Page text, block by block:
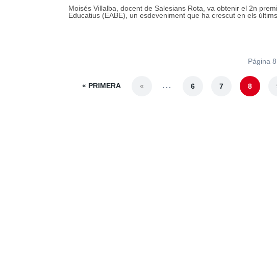
Moisés Villalba, docent de Salesians Rota, va obtenir el 2n
Educatius (EABE), un esdeveniment que ha crescut en els
Página
« PRIMERA « ... 6 7 8